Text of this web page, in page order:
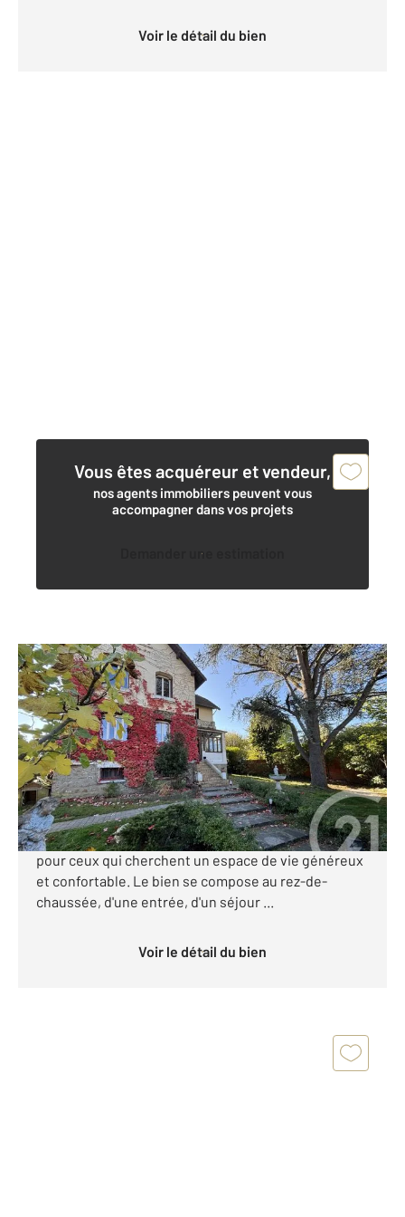
Voir le détail du bien
Vous êtes acquéreur et vendeur,
nos agents immobiliers peuvent vous
accompagner dans vos projets
Demander une estimation
MENNECY 91
175 m2, 12 pièces
Ref : 13727
Maison à vendre
665 000 €
Située dans la charmante ville de Mennecy, cette
maison de caractère est un véritable havre de paix
pour ceux qui cherchent un espace de vie généreux
et confortable. Le bien se compose au rez-de-
chaussée, d'une entrée, d'un séjour ...
Voir le détail du bien